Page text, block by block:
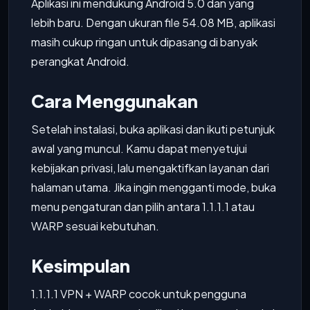
Aplikasi ini mendukung Android 5.0 dan yang
lebih baru. Dengan ukuran file 54.08 MB, aplikasi
masih cukup ringan untuk dipasang di banyak
perangkat Android.
Cara Menggunakan
Setelah instalasi, buka aplikasi dan ikuti petunjuk
awal yang muncul. Kamu dapat menyetujui
kebijakan privasi, lalu mengaktifkan layanan dari
halaman utama. Jika ingin mengganti mode, buka
menu pengaturan dan pilih antara 1.1.1.1 atau
WARP sesuai kebutuhan.
Kesimpulan
1.1.1.1 VPN + WARP cocok untuk pengguna